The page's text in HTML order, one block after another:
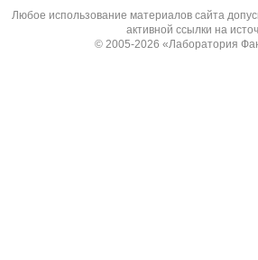
Любое использование материалов сайта
активной ссылки на
© 2005-2026 «Лаборатория